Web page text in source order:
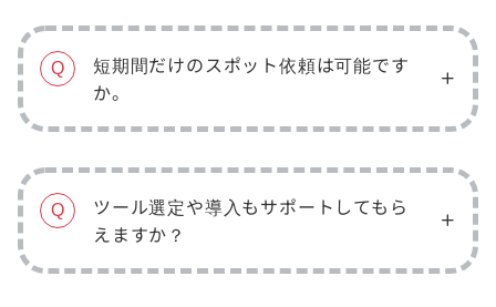
Q
短期間だけのスポット依頼は可能です
か。
Q
ツール選定や導入もサポートしてもら
えますか？